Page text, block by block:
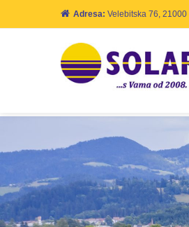
Adresa: Velebitska 76,